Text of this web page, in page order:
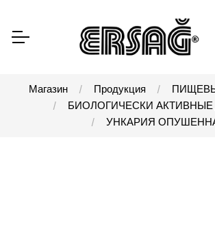
Магазин Продукция
БИОЛОГИЧЕСКИ АКТИВНЫЕ
УНКАРИЯ